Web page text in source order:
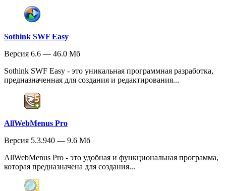
Sothink SWF Easy
Версия 6.6 — 46.0 Мб
Sothink SWF Easy - это уникальная программная разработка,
предназначенная для создания и редактирования...
AllWebMenus Pro
Версия 5.3.940 — 9.6 Мб
AllWebMenus Pro - это удобная и функциональная программа,
которая предназначена для создания...